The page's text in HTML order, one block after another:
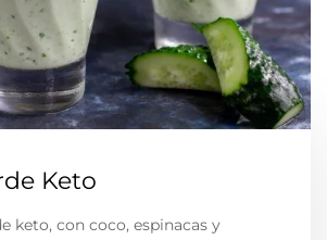
Keto
keto, con coco, espinacas y